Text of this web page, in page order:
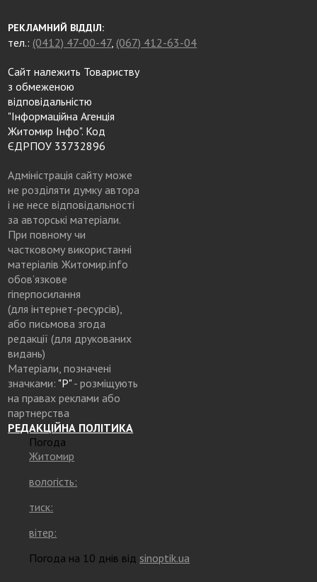
РЕКЛАМНИЙ ВІДДІЛ:
тел.: (0412) 47-00-47, (067) 412-63-04
Сайт належить Товариству
з обмеженою
відповідальністю
"Інформаційна Агенція
Житомир Інфо". Код
ЄДРПОУ 33732896
Адміністрація сайту може
не розділяти думку автора
і не несе відповідальності
за авторські матеріали.
При повному чи
частковому використанні
матеріалів Житомир.info
обов’язкове
гіперпосилання
(для інтернет-ресурсів),
або письмова згода
редакції (для друкованих
видань)
Матеріали, позначені
значками: "Р"- розміщують
на правах реклами або
партнерства
РЕДАКЦІЙНА ПОЛІТИКА
Погода
Житомир
вологість:
тиск:
вітер:
Погода на 10 днів відsinoptik.ua